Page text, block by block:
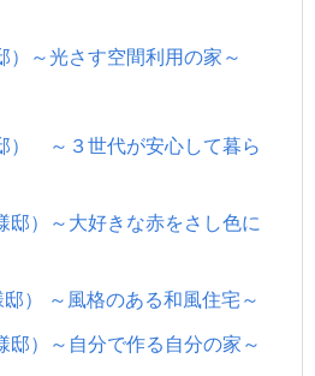
）～光さす空間利用の家～
） ～３世代が安心して暮ら
邸）～大好きな赤をさし色に
） ～風格のある和風住宅～
）～自分で作る自分の家～